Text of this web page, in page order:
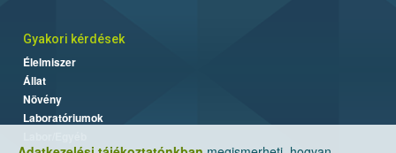
Gyakori kérdések
Élelmiszer
Állat
Növény
Laboratóriumok